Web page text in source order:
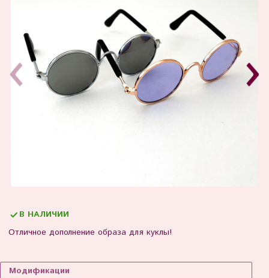
Отличное дополнение образа для куклы!
В НАЛИЧИИ
Модификации